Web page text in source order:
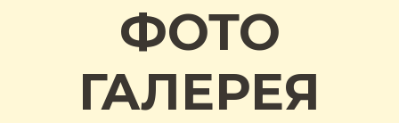
ФОТО
ГАЛЕРЕЯ